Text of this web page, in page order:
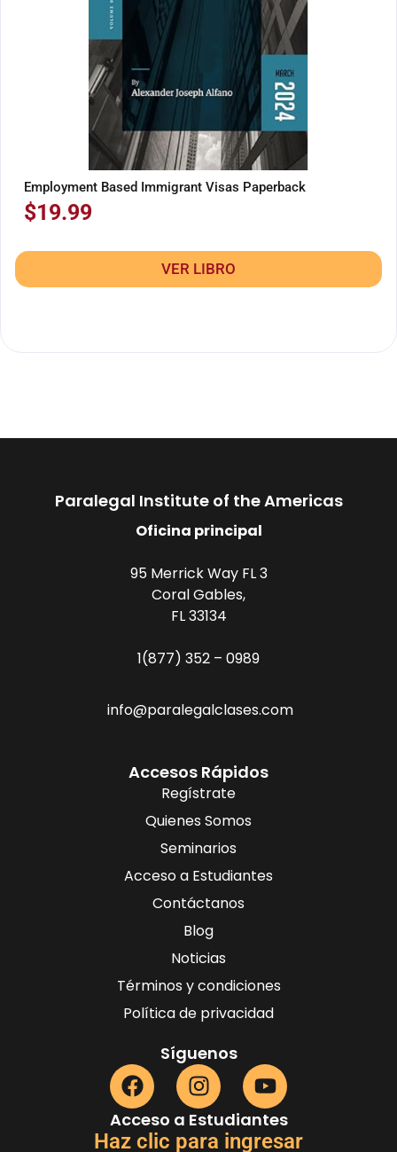
Employment Based Immigrant Visas Paperback
$19.99
VER LIBRO
Paralegal Institute of the Americas
Oficina principal
95 Merrick Way FL 3
Coral Gables,
FL 33134
1(877) 352 – 0989
info@paralegalclases.com
Accesos Rápidos
Regístrate
Quienes Somos
Seminarios
Acceso a Estudiantes
Contáctanos
Blog
Noticias
Términos y condiciones
Política de privacidad
Síguenos
Acceso a Estudiantes
Haz clic para ingresar